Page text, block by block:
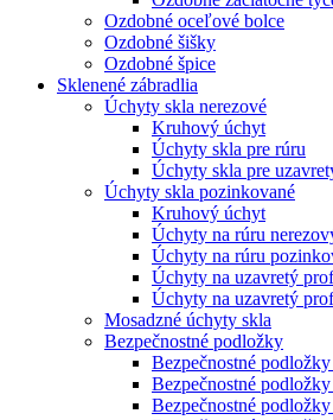
Ozdobné oceľové bolce
Ozdobné šišky
Ozdobné špice
Sklenené zábradlia
Úchyty skla nerezové
Kruhový úchyt
Úchyty skla pre rúru
Úchyty skla pre
Úchyty skla pozinkované
Kruhový úchyt
Úchyty na rúru
Úchyty na rúru
Úchyty na uzavretý
Úchyty na uzavretý
Mosadzné úchyty skla
Bezpečnostné podložky
Bezpečnostné
Bezpečnostné
Bezpečnostné